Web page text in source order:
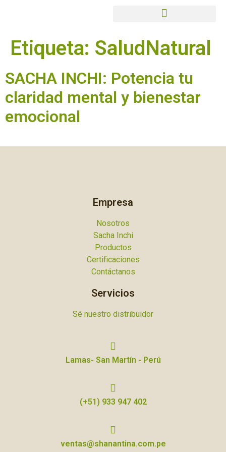
Etiqueta: SaludNatural
SACHA INCHI: Potencia tu
claridad mental y bienestar
emocional
Empresa
Nosotros
Sacha Inchi
Productos
Certificaciones
Contáctanos
Servicios
Sé nuestro distribuidor
Lamas- San Martín - Perú
(+51) 933 947 402
ventas@shanantina.com.pe